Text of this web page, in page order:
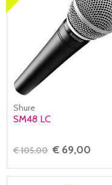
Shure
SM48 LC
€ 105,00 € 69,00